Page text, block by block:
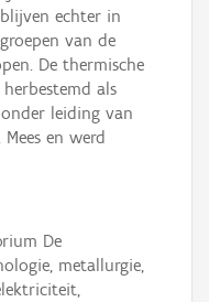
echter in
van de
De thermische
als
leiding van
en werd
De
metallurgie,